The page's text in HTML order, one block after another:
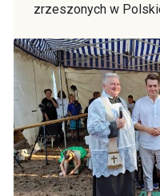
zrzeszonych w